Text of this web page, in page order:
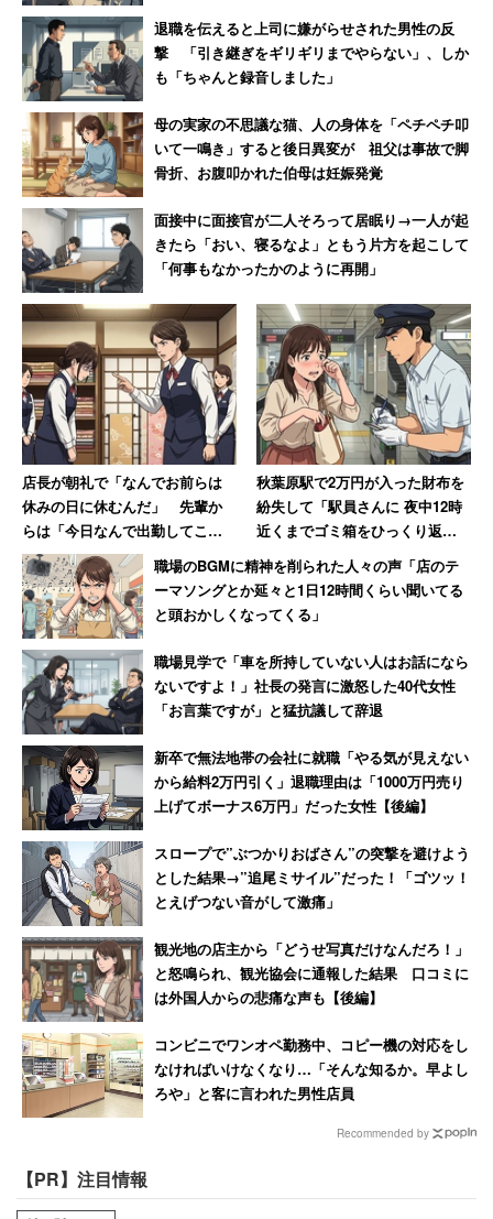
退職を伝えると上司に嫌がらせされた男性の反
撃 「引き継ぎをギリギリまでやらない」、しか
も「ちゃんと録音しました」
母の実家の不思議な猫、人の身体を「ペチペチ叩
いて一鳴き」すると後日異変が 祖父は事故で脚
骨折、お腹叩かれた伯母は妊娠発覚
面接中に面接官が二人そろって居眠り→一人が起
きたら「おい、寝るなよ」ともう片方を起こして
「何事もなかったかのように再開」
店長が朝礼で「なんでお前らは
休みの日に休むんだ」 先輩か
らは「今日なんで出勤してこな
いの!?」休日なのに言われた女性
【前編】
秋葉原駅で2万円が入った財布を
紛失して「駅員さんに 夜中12時
近くまでゴミ箱をひっくり返し
てもらいました」 30年後も忘
れられない話
職場のBGMに精神を削られた人々の声「店のテ
ーマソングとか延々と1日12時間くらい聞いてる
と頭おかしくなってくる」
職場見学で「車を所持していない人はお話になら
ないですよ！」社長の発言に激怒した40代女性
「お言葉ですが」と猛抗議して辞退
新卒で無法地帯の会社に就職「やる気が見えない
から給料2万円引く」退職理由は「1000万円売り
上げてボーナス6万円」だった女性【後編】
スロープで”ぶつかりおばさん”の突撃を避けよう
とした結果→”追尾ミサイル”だった！「ゴツッ！
とえげつない音がして激痛」
観光地の店主から「どうせ写真だけなんだろ！」
と怒鳴られ、観光協会に通報した結果 口コミに
は外国人からの悲痛な声も【後編】
コンビニでワンオペ勤務中、コピー機の対応をし
なければいけなくなり…「そんな知るか。早よし
ろや」と客に言われた男性店員
Recommended by
【PR】注目情報